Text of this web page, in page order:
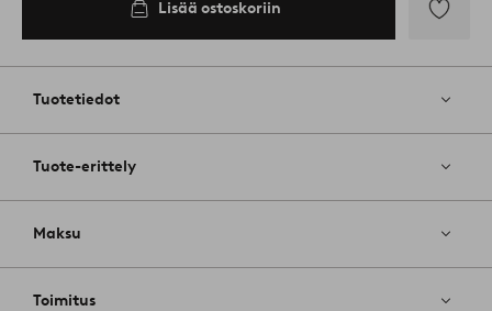
Lisää ostoskoriin
Tuotetiedot
Tuote-erittely
Maksu
Toimitus